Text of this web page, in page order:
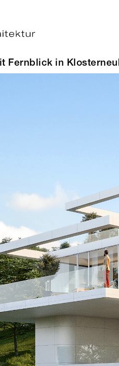
Fernblick in